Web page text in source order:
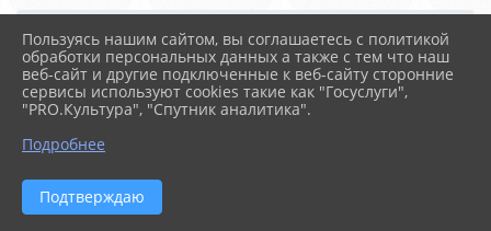
Главная МЕРОПРИЯТИЯ
Новости
Торжественная линейка
23.05.2022 10:03
Пользуясь нашим сайтом, вы соглашаетесь с политикой
обработки персональных данных а также с тем что наш
веб-сайт и другие подключенные к веб-сайту сторонние
сервисы используют cookies такие как "Госуслуги",
"PRO.Культура", "Спутник аналитика".
Подробнее
Подтверждаю